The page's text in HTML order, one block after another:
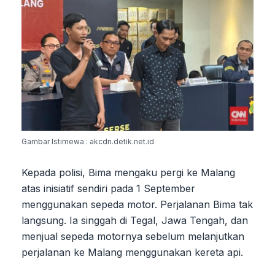
Gambar Istimewa : akcdn.detik.net.id
Kepada polisi, Bima mengaku pergi ke Malang
atas inisiatif sendiri pada 1 September
menggunakan sepeda motor. Perjalanan Bima tak
langsung. Ia singgah di Tegal, Jawa Tengah, dan
menjual sepeda motornya sebelum melanjutkan
perjalanan ke Malang menggunakan kereta api.